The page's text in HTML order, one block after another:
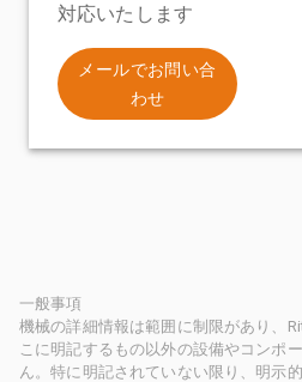
対応いたします
メールでお問い合
わせ
一般事項
機械の詳細情報は範囲に制限があり、
こに明記するもの以外の設備やコンポ
ん。特に明記されていない限り、明示